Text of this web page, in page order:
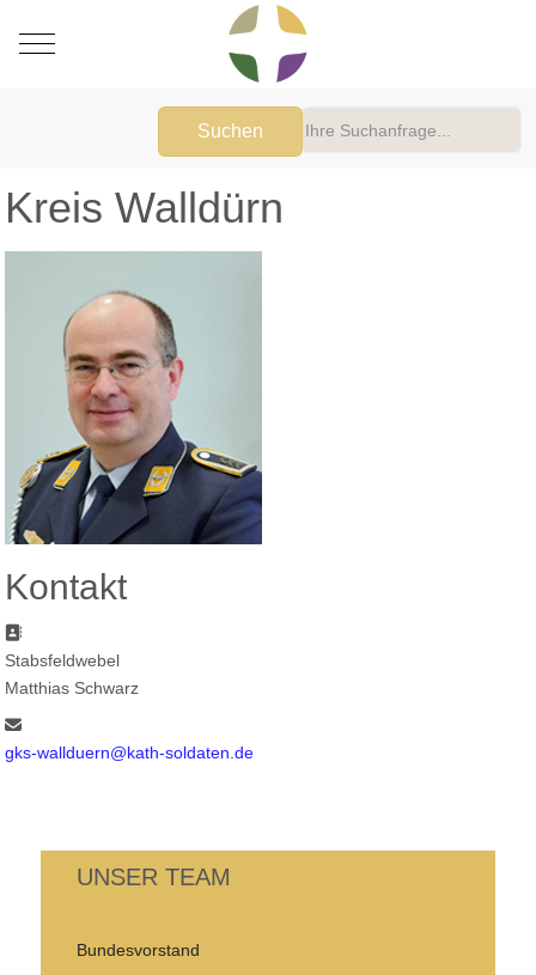
Mobile Menu Toggle
Suchen
Kreis Walldürn
Kontakt
Adresse:
Stabsfeldwebel
Matthias Schwarz
E-Mail:
gks-wallduern@kath-soldaten.de
UNSER TEAM
Bundesvorstand